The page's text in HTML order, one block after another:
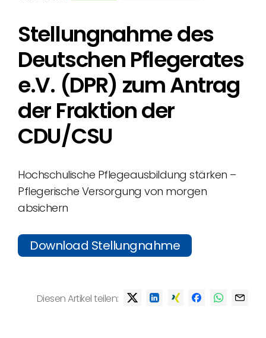
Stellungnahme des
Deutschen Pflegerates
e.V. (DPR) zum Antrag
der Fraktion der
CDU/CSU
Hochschulische Pflegeausbildung stärken –
Pflegerische Versorgung von morgen
absichern
Download Stellungnahme
Diesen Artikel teilen: